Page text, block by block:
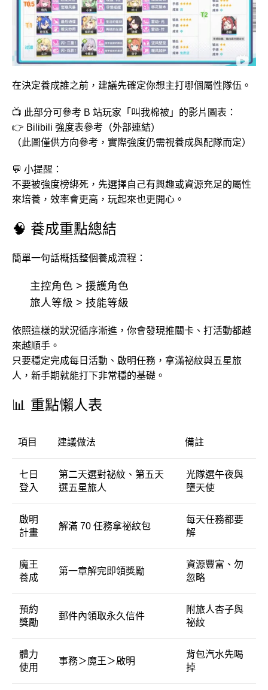
在決定養成誰之前，建議先確定你想主打哪個屬性隊伍。
📺 此部分可參考 B 站玩家「叫我棉被」的影片圖表：
👉 Bilibili 強度表參考（外部連結）
（此圖僅供方向參考，實際強度仍需視養成與配隊而定）
💬 小提醒：
不要被強度榜綁死，先選擇自己有興趣或資源充足的屬性
來培養，效率會更高，玩起來也更開心。
🧠 養成重點總結
簡單一句話概括整個養成流程：
主控角色 > 援護角色
旅人等級 > 技能等級
依照這樣的狀況循序漸進，你會發現推關卡、打活動都越
來越順手。
只要穩定完成每日活動、啟明任務，拿滿祕紋與五星旅
人，新手期就能打下非常穩的基礎。
📊 重點懶人表
項目 建議做法 備註
七日
登入
第二天選對祕紋、第五天
選五星旅人
光隊選午夜與
墮天使
啟明
計畫
解滿 70 任務拿祕紋包
每天任務都要
解
魔王
養成
第一章解完即領獎勵
資源豐富、勿
忽略
預約
獎勵
郵件內領取永久信件
附旅人杏子與
祕紋
體力
使用
事務＞魔王＞啟明
背包汽水先喝
掉